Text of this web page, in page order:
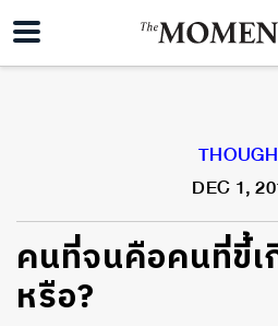
DEC 1,
คนที่จนคือคนที่ขี้
หรือ?